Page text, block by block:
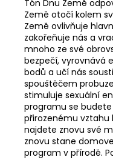
Tón Dnu Země
Země otočí kolem
Země ovlivňuje
zakořeňuje nás a
mnoho ze své
bezpečí, vyrovnává
bodů a učí nás
spouštěčem
stimuluje sexuální
programu se
přirozenému vztahu
najdete znovu své
znovu stane
program v přírodě.